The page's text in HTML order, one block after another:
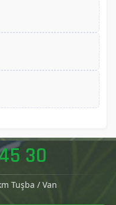
30
Tuşba / Van